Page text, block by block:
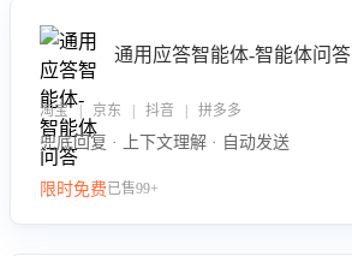
通用应答智能体-智能体问答
淘宝 | 京东 | 抖音 | 拼多多
兜底回复 · 上下文理解 · 自动发送
限时免费已售99+